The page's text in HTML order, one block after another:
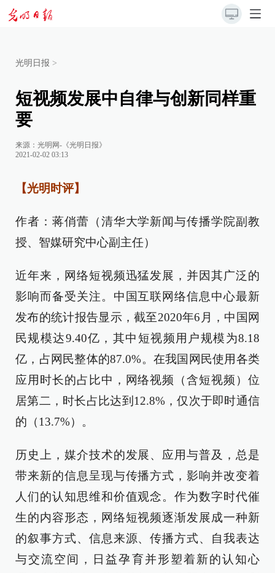
光明日报 >
短视频发展中自律与创新同样重
要
来源： 光明网-《光明日报》
2021-02-02 03:13
【光明时评】
作者：蒋俏蕾（清华大学新闻与传播学院副教
授、智媒研究中心副主任）
近年来，网络短视频迅猛发展，并因其广泛的
影响而备受关注。中国互联网络信息中心最新
发布的统计报告显示，截至2020年6月，中国网
民规模达9.40亿，其中短视频用户规模为8.18
亿，占网民整体的87.0%。在我国网民使用各类
应用时长的占比中，网络视频（含短视频）位
居第二，时长占比达到12.8%，仅次于即时通信
的（13.7%）。
历史上，媒介技术的发展、应用与普及，总是
带来新的信息呈现与传播方式，影响并改变着
人们的认知思维和价值观念。作为数字时代催
生的内容形态，网络短视频逐渐发展成一种新
的叙事方式、信息来源、传播方式、自我表达
与交流空间，日益孕育并形塑着新的认知心